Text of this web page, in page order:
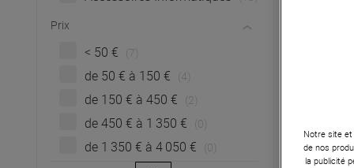
Prix
< 50 € (7)
de 50 € à 150 € (4)
de 150 € à 450 € (2)
de 450 € à 1 350 € (0)
de 1 350 € à 4 050 € (0)
Notre site
de nos
la publicité